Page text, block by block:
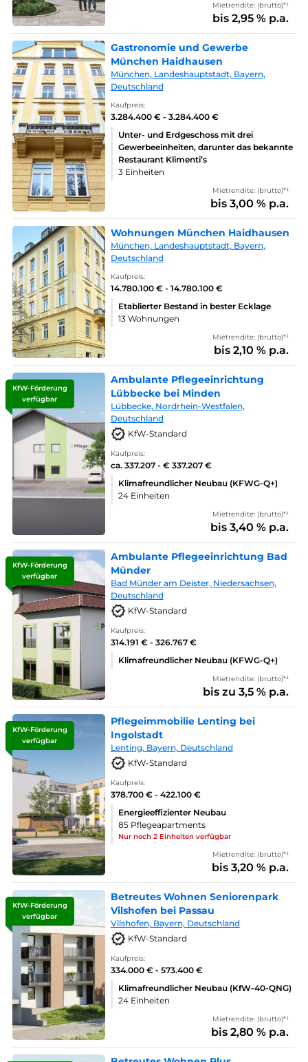
Mietrendite: (brutto)*¹
bis 2,95 % p.a.
Gastronomie und Gewerbe
München Haidhausen
München, Landeshauptstadt, Bayern,
Deutschland
Kaufpreis:
3.284.400 € - 3.284.400 €
Unter- und Erdgeschoss mit drei
Gewerbeeinheiten, darunter das bekannte
Restaurant Klimenti’s
3 Einheiten
Mietrendite: (brutto)*¹
bis 3,00 % p.a.
Wohnungen München Haidhausen
München, Landeshauptstadt, Bayern,
Deutschland
Kaufpreis:
14.780.100 € - 14.780.100 €
Etablierter Bestand in bester Ecklage
13 Wohnungen
Mietrendite: (brutto)*¹
bis 2,10 % p.a.
KfW-Förderung
verfügbar
Ambulante Pflegeeinrichtung
Lübbecke bei Minden
Lübbecke, Nordrhein-Westfalen,
Deutschland
KfW-Standard
Kaufpreis:
ca. 337.207 - € 337.207 €
Klimafreundlicher Neubau (KFWG-Q+)
24 Einheiten
Mietrendite: (brutto)*¹
bis 3,40 % p.a.
KfW-Förderung
verfügbar
Ambulante Pflegeeinrichtung Bad
Münder
Bad Münder am Deister, Niedersachsen,
Deutschland
KfW-Standard
Kaufpreis:
314.191 € - 326.767 €
Klimafreundlicher Neubau (KFWG-Q+)
Mietrendite: (brutto)*¹
bis zu 3,5 % p.a.
KfW-Förderung
verfügbar
Pflegeimmobilie Lenting bei
Ingolstadt
Lenting, Bayern, Deutschland
KfW-Standard
Kaufpreis:
378.700 € - 422.100 €
Energieeffizienter Neubau
85 Pflegeapartments
Nur noch 2 Einheiten verfügbar
Mietrendite: (brutto)*¹
bis 3,20 % p.a.
KfW-Förderung
verfügbar
Betreutes Wohnen Seniorenpark
Vilshofen bei Passau
Vilshofen, Bayern, Deutschland
KfW-Standard
Kaufpreis:
334.000 € - 573.400 €
Klimafreundlicher Neubau (KfW-40-QNG)
24 Einheiten
Mietrendite: (brutto)*¹
bis 2,80 % p.a.